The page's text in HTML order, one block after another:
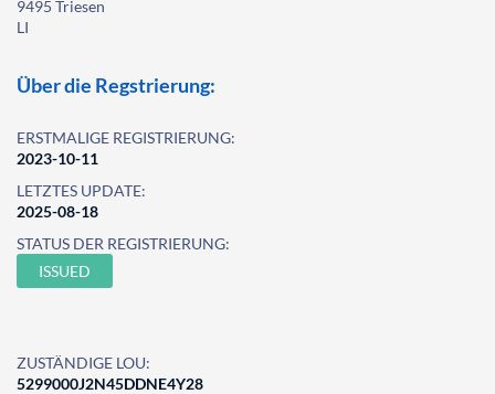
9495 Triesen
LI
Über die Regstrierung:
ERSTMALIGE REGISTRIERUNG:
2023-10-11
LETZTES UPDATE:
2025-08-18
STATUS DER REGISTRIERUNG:
ISSUED
ZUSTÄNDIGE LOU:
5299000J2N45DDNE4Y28